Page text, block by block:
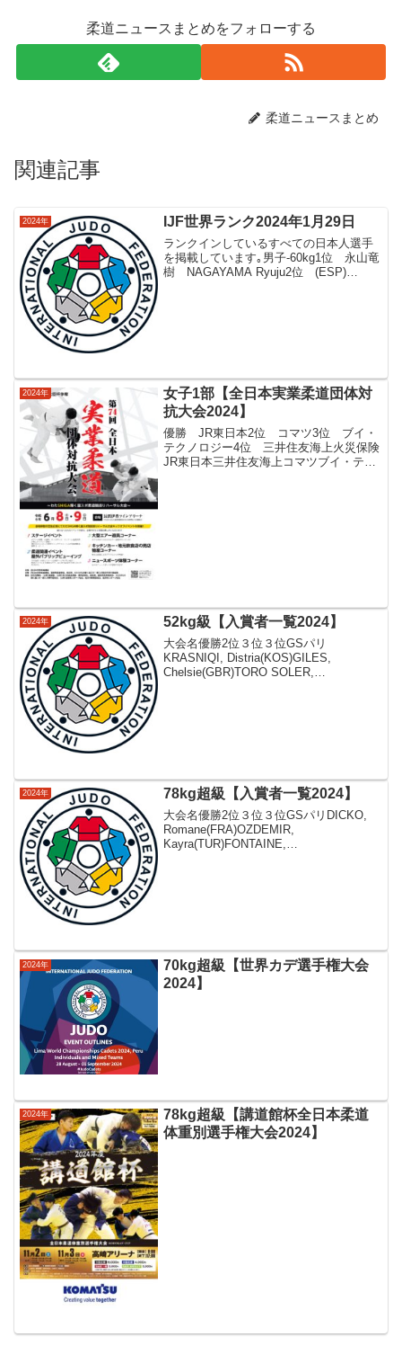
柔道ニュースまとめをフォローする
柔道ニュースまとめ
関連記事
2024年 IJF世界ランク2024年1月29日
ランクインしているすべての日本人選手
を掲載しています｡男子-60kg1位 永山竜
樹 NAGAYAMA Ryuju2位 (ESP)
2024年
女子1部【全日本実業柔道団体対
抗大会2024】
優勝 JR東日本2位 コマツ3位 ブイ・
テクノロジー4位 三井住友海上火災保険
JR東日本三井住友海上コマツブイ・テク
2024年 52kg級【入賞者一覧2024】
大会名優勝2位３位３位GSパリ
KRASNIQI, Distria(KOS)GILES,
Chelsie(GBR)TORO SOLER,
2024年 78kg超級【入賞者一覧2024】
大会名優勝2位３位３位GSパリDICKO,
Romane(FRA)OZDEMIR,
Kayra(TUR)FONTAINE,
2024年
70kg超級【世界カデ選手権大会
2024】
2024年
78kg超級【講道館杯全日本柔道
体重別選手権大会2024】